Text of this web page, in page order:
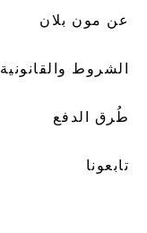
طُرق الدفع
تابعونا
عن مون بلان
الشروط والقانونية